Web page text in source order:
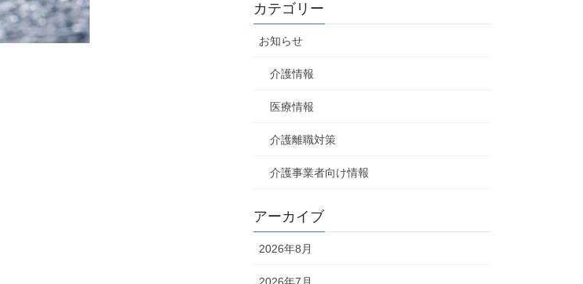
カテゴリー
お知らせ
介護情報
医療情報
介護離職対策
介護事業者向け情報
アーカイブ
2026年8月